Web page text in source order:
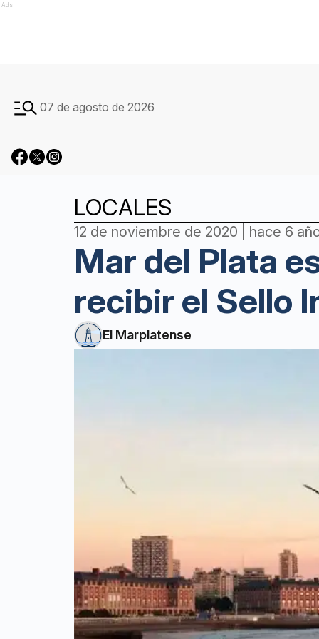
Ads
07 de agosto de 2026
LOCALES
12 de noviembre de 2020 | hace 6
Mar del Plata
recibir el Sello
El Marplatense